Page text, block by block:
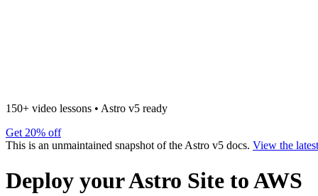
150+ video lessons • Astro v5 ready
Get 20% off
This is an unmaintained snapshot of the Astro v5 docs. View the
Deploy your Astro Site to AWS